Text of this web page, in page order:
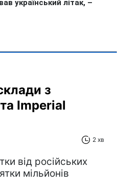
з
Imperial
2 хв
від російських
мільйонів